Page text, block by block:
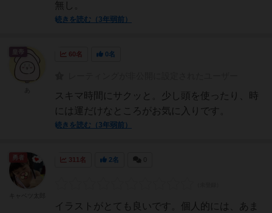
無し。
続きを読む（3年弱前）
60名 0名
スキマ時間にサクッと。少し頭を使ったり、時
には運だけなところがお気に入りです。
続きを読む（3年弱前）
皇帝
311名 2名
イラストがとても良いです。個人的には、あま
勇者